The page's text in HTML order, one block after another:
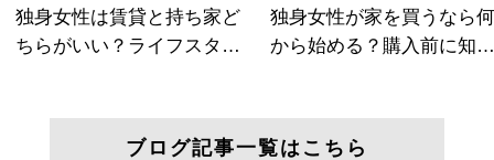
ブログ記事一覧はこちら